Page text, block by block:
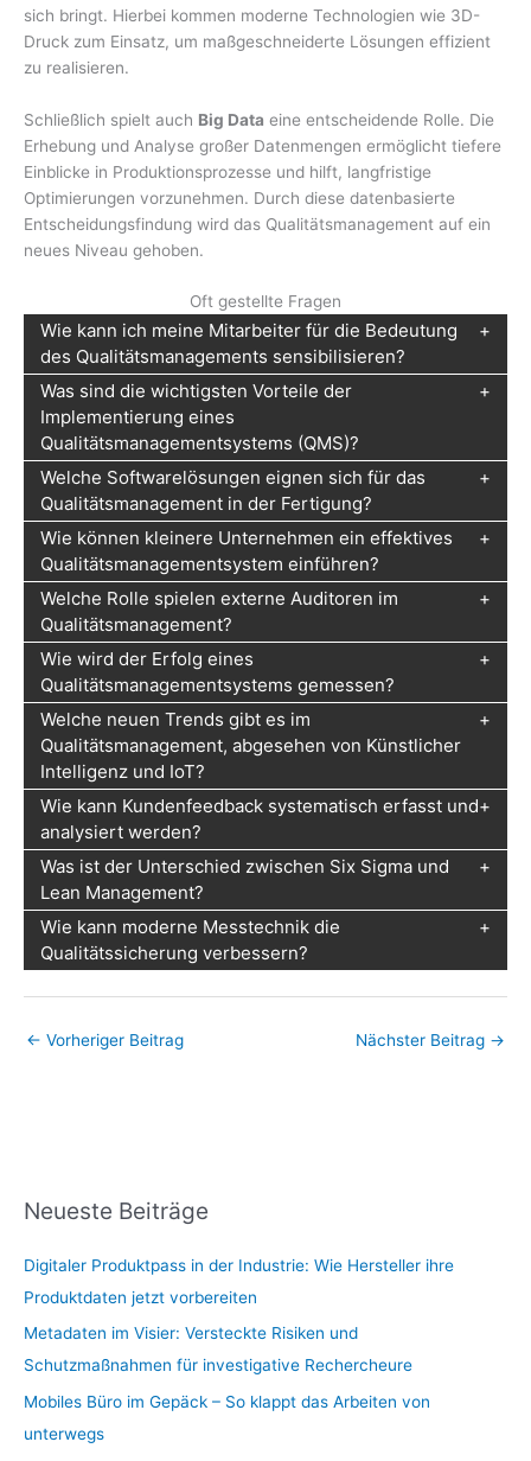
sich bringt. Hierbei kommen moderne Technologien wie 3D-
Druck zum Einsatz, um maßgeschneiderte Lösungen effizient
zu realisieren.
Schließlich spielt auch Big Data eine entscheidende Rolle. Die
Erhebung und Analyse großer Datenmengen ermöglicht tiefere
Einblicke in Produktionsprozesse und hilft, langfristige
Optimierungen vorzunehmen. Durch diese datenbasierte
Entscheidungsfindung wird das Qualitätsmanagement auf ein
neues Niveau gehoben.
Oft gestellte Fragen
Wie kann ich meine Mitarbeiter für die Bedeutung
des Qualitätsmanagements sensibilisieren?
Was sind die wichtigsten Vorteile der
Implementierung eines
Qualitätsmanagementsystems (QMS)?
Welche Softwarelösungen eignen sich für das
Qualitätsmanagement in der Fertigung?
Wie können kleinere Unternehmen ein effektives
Qualitätsmanagementsystem einführen?
Welche Rolle spielen externe Auditoren im
Qualitätsmanagement?
Wie wird der Erfolg eines
Qualitätsmanagementsystems gemessen?
Welche neuen Trends gibt es im
Qualitätsmanagement, abgesehen von Künstlicher
Intelligenz und IoT?
Wie kann Kundenfeedback systematisch erfasst und
analysiert werden?
Was ist der Unterschied zwischen Six Sigma und
Lean Management?
Wie kann moderne Messtechnik die
Qualitätssicherung verbessern?
← Vorheriger Beitrag Nächster Beitrag →
Neueste Beiträge
Digitaler Produktpass in der Industrie: Wie Hersteller ihre
Produktdaten jetzt vorbereiten
Metadaten im Visier: Versteckte Risiken und
Schutzmaßnahmen für investigative Rechercheure
Mobiles Büro im Gepäck – So klappt das Arbeiten von
unterwegs